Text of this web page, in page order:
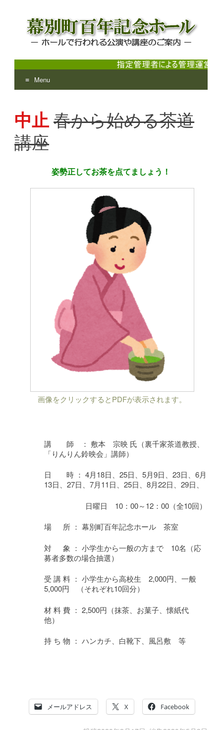
幕別町百年記念ホール
ホールで行われる公演や講座のご案内
Menu
to
content
中止春から始める茶道
講座
姿勢正してお茶を点てましょう！
画像をクリックするとPDFが表示されます。
講 師 ： 敷本 宗映 氏（裏千家茶道教授、
「りんりん鈴映会」講師）
日 時 ： 4月18日、25日、5月9日、23日、6月
13日、27日、7月11日、25日、8月22日、29日、
日曜日 10：00～12：00（全10回）
場 所 ： 幕別町百年記念ホール 茶室
対 象 ： 小学生から一般の方まで 10名（応
募者多数の場合抽選）
受 講 料 ： 小学生から高校生 2,000円、一般
5,000円 （それぞれ10回分）
材 料 費 ： 2,500円（抹茶、お菓子、懐紙代
他）
持 ち 物 ： ハンカチ、白靴下、風呂敷 等
メールアドレス X Facebook